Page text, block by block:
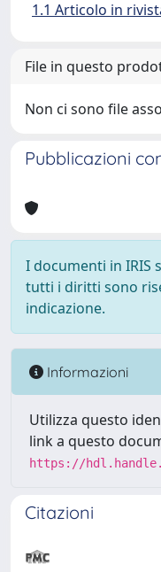
1.1 Articolo in
File in questo
Non ci sono file
Pubblicazioni
I documenti in IRIS
tutti i diritti sono
indicazione.
Informazioni
Utilizza questo
link a questo
https://
Citazioni